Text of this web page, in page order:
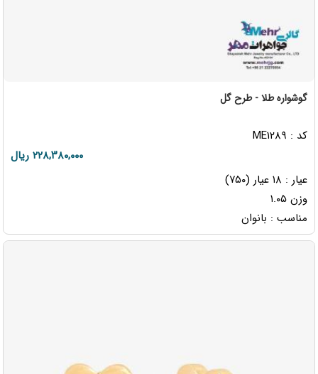
گوشواره طلا - طرح گل
کد : ME۱۲۸۹
۲۲۸,۳۸۰,۰۰۰ ریال
عیار : ۱۸ عیار (۷۵۰)
وزن ۱.۰۵
مناسب : بانوان